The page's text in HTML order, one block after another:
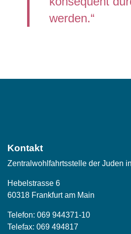
werden.“
Kontakt
Zentralwohlfahrtsstelle der Juden
Hebelstrasse 6
60318 Frankfurt am Main
Telefon: 069 944371-10
Telefax: 069 494817